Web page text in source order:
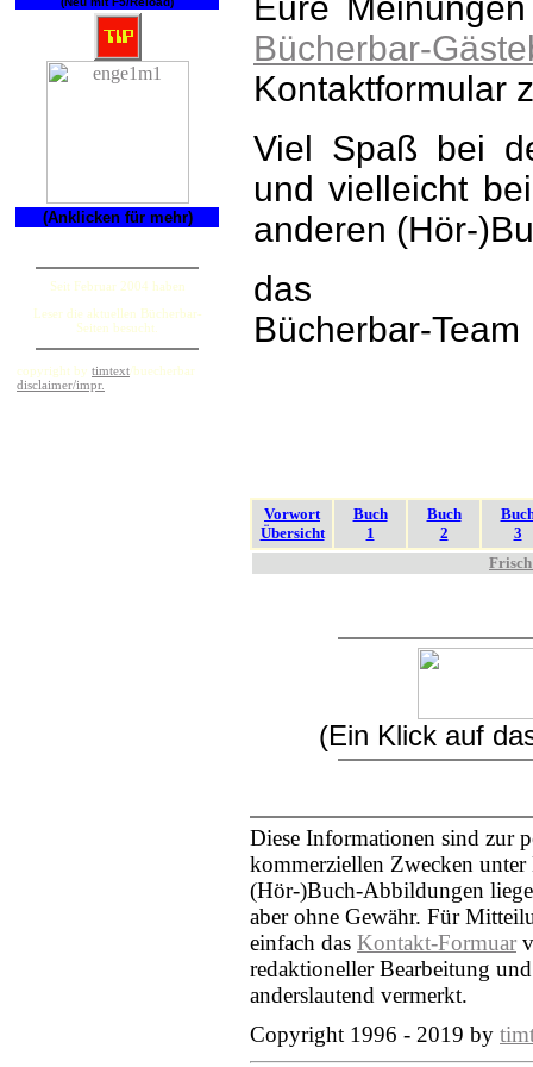
(Anklicken für mehr)
Seit Februar 2004 haben
Leser die aktuellen Bücherbar-
Seiten besucht.
copyright by timtext/buecherbar
disclaimer/impr.
Bücherbar-
Kontaktformular
Viel Spaß bei
und vielleicht
anderen (Hör-
das
Bücherbar-Team
Vorwort
Übersicht
Buch
1
Buch
2
3
(Ein Klick auf
Diese Informationen sind zur
kommerziellen Zwecken
(Hör-)Buch-Abbildungen
aber ohne Gewähr. Für
einfach das Kontakt-Formuar
redaktioneller Bearbeitung
anderslautend vermerkt.
Copyright 1996 - 2019 by